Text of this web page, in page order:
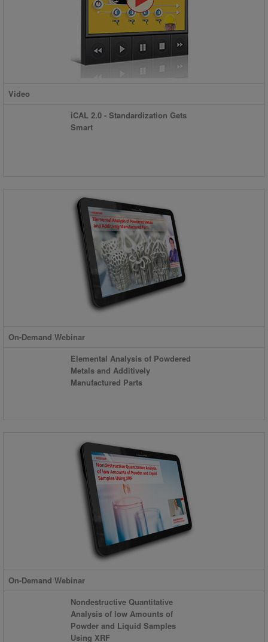
Video
iCAL 2.0 - Standardization Gets
Smart
On-Demand Webinar
Elemental Analysis of Powdered
Metals and Additively
Manufactured Parts
On-Demand Webinar
Nondestructive Quantitative
Analysis of low Amounts of
Powder and Liquid Samples
Using XRF